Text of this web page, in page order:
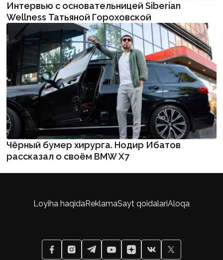
Интервью с основательницей Siberian
Wellness Татьяной Гороховской
Чёрный бумер хирурга. Нодир Ибатов
рассказал о своём BMW X7
Loyiha haqidaReklamaSayt qoidalariAloqa